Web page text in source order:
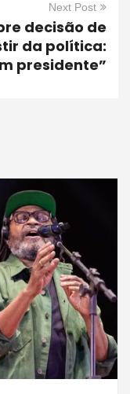
Next Post
decisão de
da política:
presidente”